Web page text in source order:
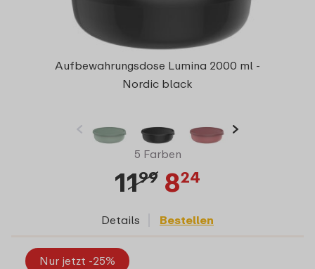
Aufbewahrungsdose Lumina 2000 ml -
Nordic black
5 Farben
1199 824
Details Bestellen
Nur jetzt -25%